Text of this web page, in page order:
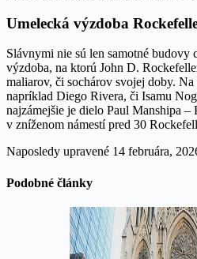
Umelecká výzdoba
Slávnymi nie sú len samotné budovy
výzdoba, na ktorú John D.
maliarov, či sochárov svojej doby.
napríklad Diego Rivera, či Isamu
najzámejšie je dielo Paul Manshipa –
v zníženom námestí pred 30
Naposledy upravené 14 februára,
Podobné články